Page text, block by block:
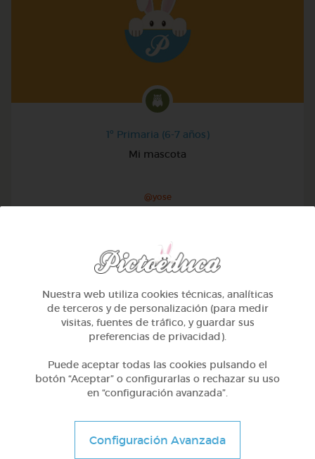
1º Primaria (6-7 años)
Mi mascota
@yose
Conociendo nuestro cuerpo
Nuestra web utiliza cookies técnicas, analíticas
de terceros y de personalización (para medir
visitas, fuentes de tráfico, y guardar sus
preferencias de privacidad).
Puede aceptar todas las cookies pulsando el
botón “Aceptar” o configurarlas o rechazar su uso
en “configuración avanzada”.
Configuración Avanzada